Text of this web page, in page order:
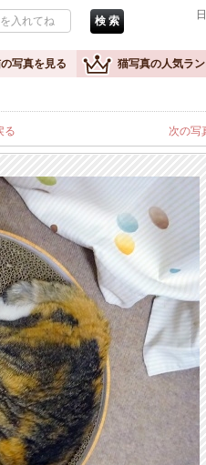
写真を見る 猫写真の人気ラ
る 次の写